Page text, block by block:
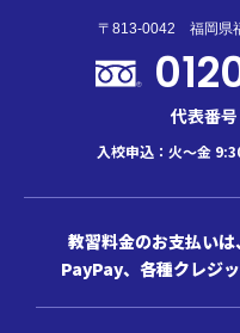
〒813-0042 福岡県
代表番
入校申込：火～金
教習料金のお支払いは
PayPay、各種クレジ